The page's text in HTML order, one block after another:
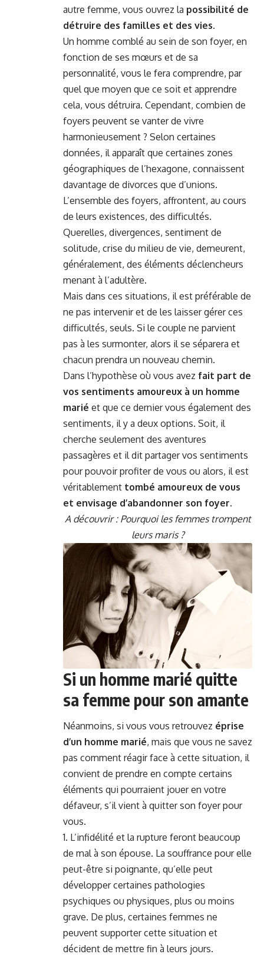
autre femme, vous ouvrez la possibilité de
détruire des familles et des vies.
Un homme comblé au sein de son foyer, en
fonction de ses mœurs et de sa
personnalité, vous le fera comprendre, par
quel que moyen que ce soit et apprendre
cela, vous détruira. Cependant, combien de
foyers peuvent se vanter de vivre
harmonieusement ? Selon certaines
données, il apparaît que certaines zones
géographiques de l’hexagone, connaissent
davantage de divorces que d’unions.
L’ensemble des foyers, affrontent, au cours
de leurs existences, des difficultés.
Querelles, divergences, sentiment de
solitude, crise du milieu de vie, demeurent,
généralement, des éléments déclencheurs
menant à l’adultère.
Mais dans ces situations, il est préférable de
ne pas intervenir et de les laisser gérer ces
difficultés, seuls. Si le couple ne parvient
pas à les surmonter, alors il se séparera et
chacun prendra un nouveau chemin.
Dans l’hypothèse où vous avez fait part de
vos sentiments amoureux à un homme
marié et que ce dernier vous également des
sentiments, il y a deux options. Soit, il
cherche seulement des aventures
passagères et il dit partager vos sentiments
pour pouvoir profiter de vous ou alors, il est
véritablement tombé amoureux de vous
et envisage d’abandonner son foyer.
A découvrir : Pourquoi les femmes trompent
leurs maris ?
Si un homme marié quitte
sa femme pour son amante
Néanmoins, si vous vous retrouvez éprise
d’un homme marié, mais que vous ne savez
pas comment réagir face à cette situation, il
convient de prendre en compte certains
éléments qui pourraient jouer en votre
défaveur, s’il vient à quitter son foyer pour
vous.
L’infidélité et la rupture feront beaucoup
de mal à son épouse. La souffrance pour elle
peut-être si poignante, qu’elle peut
développer certaines pathologies
psychiques ou physiques, plus ou moins
grave. De plus, certaines femmes ne
peuvent supporter cette situation et
décident de mettre fin à leurs jours.